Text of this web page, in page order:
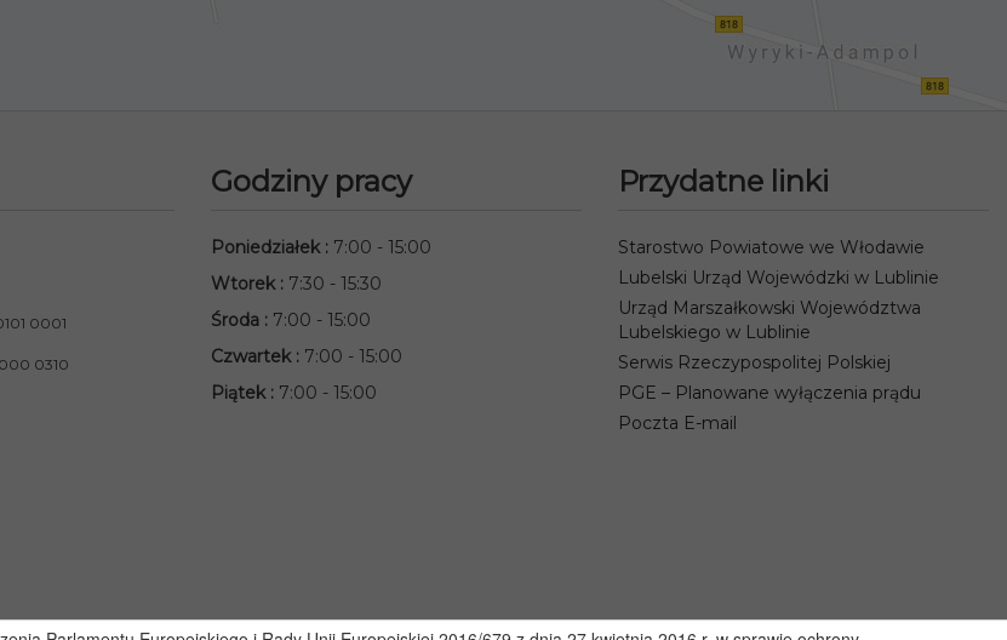
0001
0310
Godziny pracy
Poniedziałek: 7:00 - 15:00
Wtorek: 7:30 - 15:30
Środa : 7:00 - 15:00
Czwartek: 7:00 - 15:00
Piątek: 7:00 - 15:00
Przydatne linki
Starostwo Powiatowe we Włodawie
Lubelski Urząd Wojewódzki w Lublinie
Urząd Marszałkowski Województwa
Lubelskiego w Lublinie
Serwis Rzeczypospolitej Polskiej
PGE – Planowane wyłączenia prądu
Poczta E-mail